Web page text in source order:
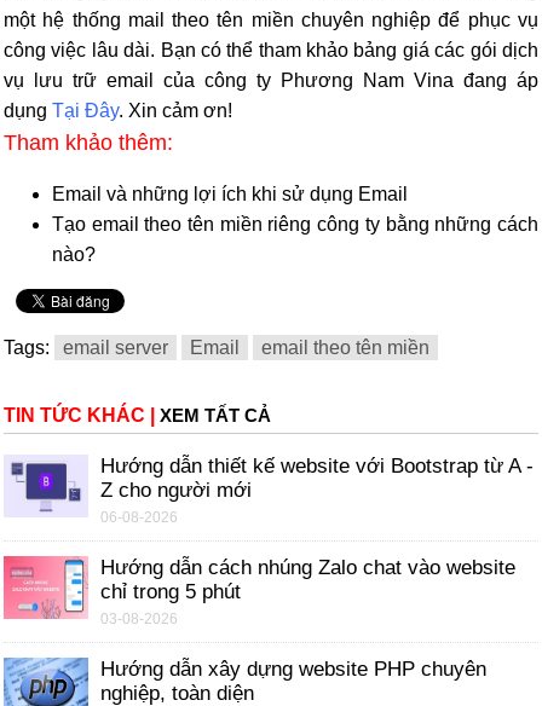
một hệ thống mail theo tên miền chuyên nghiệp để phục vụ
công việc lâu dài. Bạn có thể tham khảo bảng giá các gói dịch
vụ lưu trữ email của công ty Phương Nam Vina đang áp
dụng Tại Đây. Xin cảm ơn!
Tham khảo thêm:
Email và những lợi ích khi sử dụng Email
Tạo email theo tên miền riêng công ty bằng những cách
nào?
Tags: email server Email email theo tên miền
TIN TỨC KHÁC XEM TẤT CẢ
Hướng dẫn thiết kế website với Bootstrap từ A -
Z cho người mới
06-08-2026
Hướng dẫn cách nhúng Zalo chat vào website
chỉ trong 5 phút
03-08-2026
Hướng dẫn xây dựng website PHP chuyên
nghiệp, toàn diện